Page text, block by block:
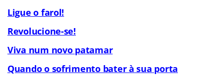
Ligue o farol!
Revolucione-se!
Viva num novo patamar
Quando o sofrimento bater à sua porta